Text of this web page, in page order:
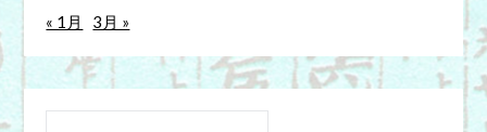
« 1月
3月 »